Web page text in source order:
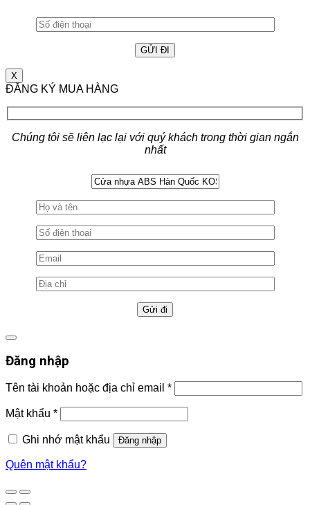
X
ĐĂNG KÝ MUA HÀNG
Chúng tôi sẽ liên lạc lại với quý khách trong thời gian ngắn
nhất
Đăng nhập
Tên tài khoản hoặc địa chỉ email *
Mật khẩu *
Ghi nhớ mật khẩu Đăng nhập
Quên mật khẩu?